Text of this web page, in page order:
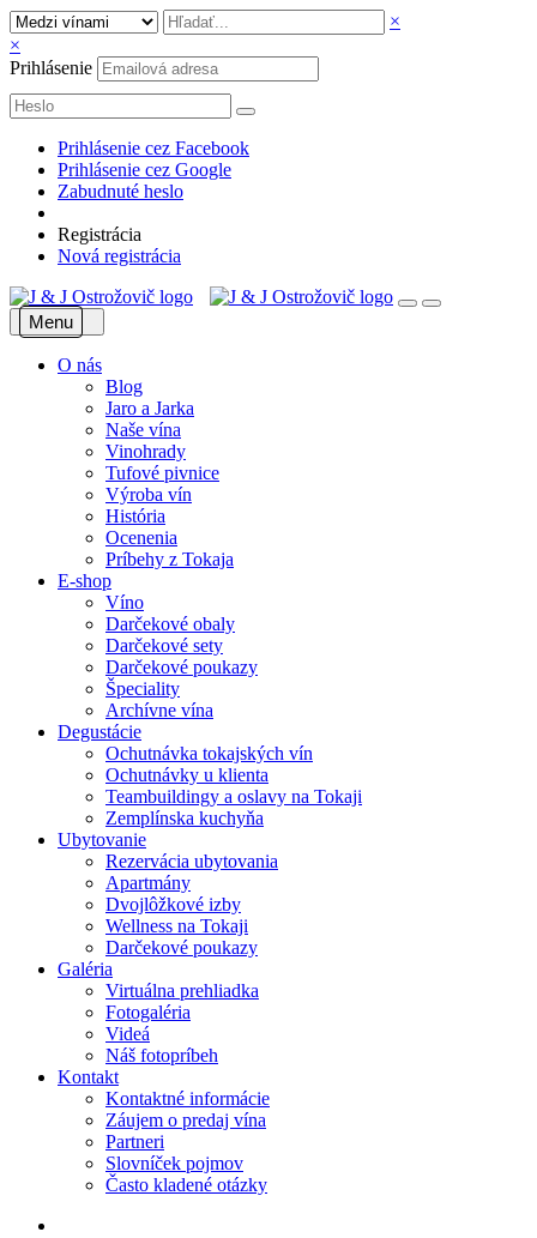
×
×
Prihlásenie
Prihlásenie cez Facebook
Prihlásenie cez Google
Zabudnuté heslo
Registrácia
Nová registrácia
Menu
O nás
Blog
Jaro a Jarka
Naše vína
Vinohrady
Tufové pivnice
Výroba vín
História
Ocenenia
Príbehy z Tokaja
E-shop
Víno
Darčekové obaly
Darčekové sety
Darčekové poukazy
Špeciality
Archívne vína
Degustácie
Ochutnávka tokajských vín
Ochutnávky u klienta
Teambuildingy a oslavy na Tokaji
Zemplínska kuchyňa
Ubytovanie
Rezervácia ubytovania
Apartmány
Dvojlôžkové izby
Wellness na Tokaji
Darčekové poukazy
Galéria
Virtuálna prehliadka
Fotogaléria
Videá
Náš fotopríbeh
Kontakt
Kontaktné informácie
Záujem o predaj vína
Partneri
Slovníček pojmov
Často kladené otázky